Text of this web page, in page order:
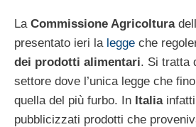
LaCommissione Agricoltura
presentato ieri la legge che
dei prodotti alimentari. Si tratta
settore dove l’unica legge che
quella del più furbo. In Italia
pubblicizzati prodotti che